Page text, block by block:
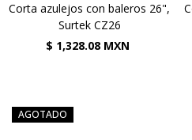
Corta azulejos con baleros 26",
Surtek CZ26
$ 1,328.08 MXN
AGOTADO